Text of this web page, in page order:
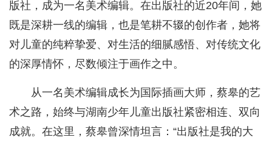
版社，成为一名美术编辑。在出版社的近20年间，她
既是深耕一线的编辑，也是笔耕不辍的创作者，她将
对儿童的纯粹挚爱、对生活的细腻感悟、对传统文化
的深厚情怀，尽数倾注于画作之中。
从一名美术编辑成长为国际插画大师，蔡皋的艺
术之路，始终与湖南少年儿童出版社紧密相连、双向
成就。在这里，蔡皋曾深情坦言：“出版社是我的大